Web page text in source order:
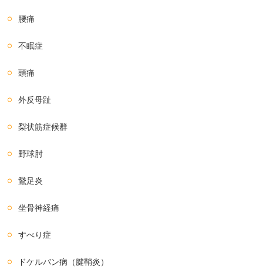
腰痛
不眠症
頭痛
外反母趾
梨状筋症候群
野球肘
鵞足炎
坐骨神経痛
すべり症
ドケルバン病（腱鞘炎）